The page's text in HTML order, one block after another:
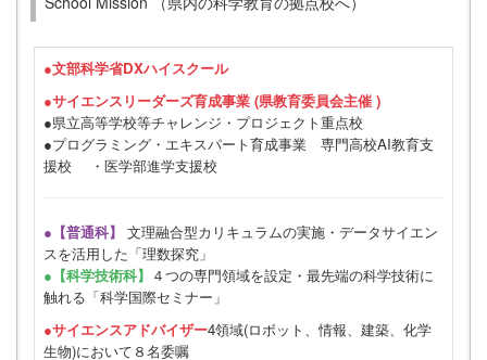
●文部科学省DXハイスクール
●サイエンスリーダーズ育成事業 (県教育委員会主催 )
●県立高等学校等チャレンジ・プロジェクト重点校
●プログラミング・エキスパート育成事業 専門高校AI教育支
援校 ・医学部進学支援校
●【普通科】 文理融合型カリキュラムの実施・データサイエン
スを活用した「理数探究」
●【科学技術科】 ４つの専門領域を設定・最先端の科学技術に
触れる「科学国際セミナー」
●サイエンスアドバイザー4領域(ロボット、情報、建築、化学
生物)において８名委嘱